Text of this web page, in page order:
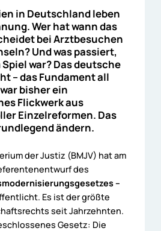
in Deutschland leben
Wer hat wann das
bei Arztbesuchen
Und was passiert,
war? Das deutsche
– das Fundament all
bisher ein
Flickwerk aus
Einzelreformen. Das
ändern.
der Justiz (BMJV) hat am
des
–
Es ist der größte
seit Jahrzehnten.
Gesetz: Die